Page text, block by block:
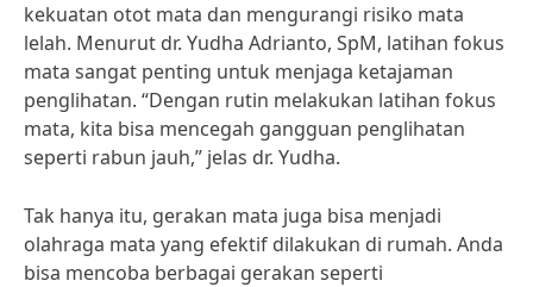
kekuatan otot mata dan mengurangi risiko mata
lelah. Menurut dr. Yudha Adrianto, SpM, latihan fokus
mata sangat penting untuk menjaga ketajaman
penglihatan. “Dengan rutin melakukan latihan fokus
mata, kita bisa mencegah gangguan penglihatan
seperti rabun jauh,” jelas dr. Yudha.
Tak hanya itu, gerakan mata juga bisa menjadi
olahraga mata yang efektif dilakukan di rumah. Anda
bisa mencoba berbagai gerakan seperti